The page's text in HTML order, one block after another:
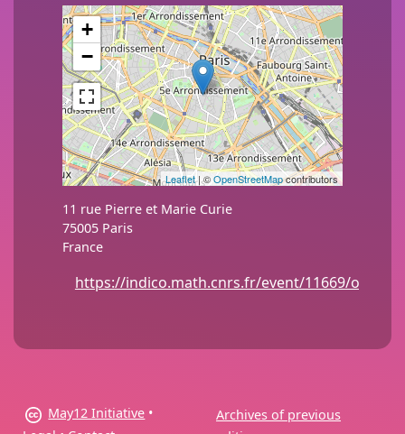
+
−
Leaflet| ©OpenStreetMapcontributors
11 rue Pierre et Marie Curie
75005 Paris
France
https://indico.math.cnrs.fr/event/11669/
May12 Initiative •
Archives of previous